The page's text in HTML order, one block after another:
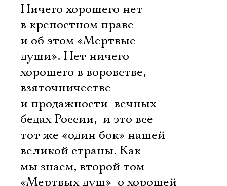
Ничего хорошего нет
в крепостном праве 
и об этом «Мертвые
души». Нет ничего
хорошего в воровстве,
взяточничестве
и продажности  вечных
бедах России,  и это все
тот же «один бок» нашей
великой страны. Как
мы знаем, второй том
«Мертвых душ»  о хорошей
Электропочта
Ознакомиться